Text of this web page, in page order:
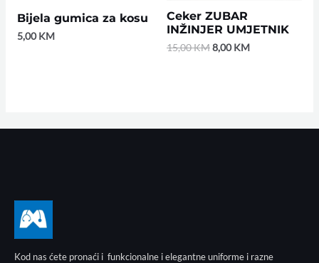
Bijela gumica za kosu
5,00KM
Ceker ZUBAR
INŽINJER UMJETNIK
15,00KM8,00KM
Kod nas ćete pronaći i funkcionalne i elegantne uniforme i razne